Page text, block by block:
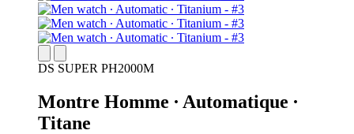
DS SUPER PH2000M
Montre Homme ∙ Automatique ∙
Titane